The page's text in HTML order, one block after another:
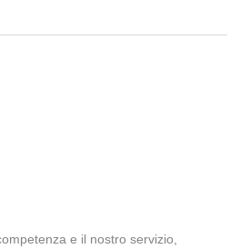
e il nostro servizio,